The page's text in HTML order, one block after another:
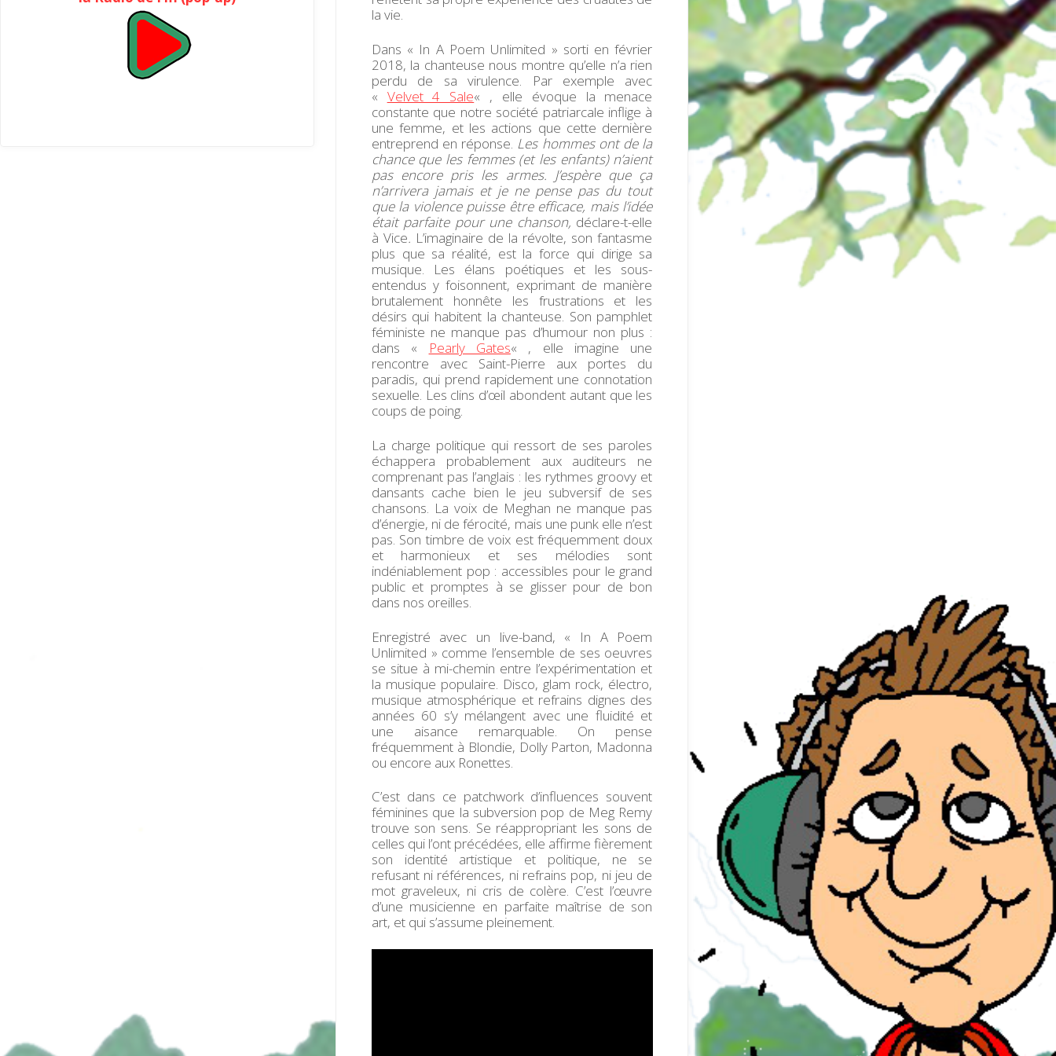
la vie.
Dans « In A Poem Unlimited » sorti en février
2018, la chanteuse nous montre qu’elle n’a rien
perdu de sa virulence. Par exemple avec
« Velvet 4 Sale« , elle évoque la menace
constante que notre société patriarcale inflige à
une femme, et les actions que cette dernière
entreprend en réponse. Les hommes ont de la
chance que les femmes (et les enfants) n’aient
pas encore pris les armes. J’espère que ça
n’arrivera jamais et je ne pense pas du tout
que la violence puisse être efficace, mais l’idée
était parfaite pour une chanson, déclare-t-elle
à Vice. L’imaginaire de la révolte, son fantasme
plus que sa réalité, est la force qui dirige sa
musique. Les élans poétiques et les sous-
entendus y foisonnent, exprimant de manière
brutalement honnête les frustrations et les
désirs qui habitent la chanteuse. Son pamphlet
féministe ne manque pas d’humour non plus :
dans «
Pearly Gates« , elle imagine une
rencontre avec Saint-Pierre aux portes du
paradis, qui prend rapidement une connotation
sexuelle. Les clins d’œil abondent autant que les
coups de poing.
La charge politique qui ressort de ses paroles
échappera probablement aux auditeurs ne
comprenant pas l’anglais : les rythmes groovy et
dansants cache bien le jeu subversif de ses
chansons. La voix de Meghan ne manque pas
d’énergie, ni de férocité, mais une punk elle n’est
pas. Son timbre de voix est fréquemment doux
et harmonieux et ses mélodies sont
indéniablement pop : accessibles pour le grand
public et promptes à se glisser pour de bon
dans nos oreilles.
Enregistré avec un live-band, « In A Poem
Unlimited » comme l’ensemble de ses oeuvres
se situe à mi-chemin entre l’expérimentation et
la musique populaire. Disco, glam rock, électro,
musique atmosphérique et refrains dignes des
années 60 s’y mélangent avec une fluidité et
une aisance remarquable. On pense
fréquemment à Blondie, Dolly Parton, Madonna
ou encore aux Ronettes.
C’est dans ce patchwork d’influences souvent
féminines que la subversion pop de Meg Remy
trouve son sens. Se réappropriant les sons de
celles qui l’ont précédées, elle affirme fièrement
son identité artistique et politique, ne se
refusant ni références, ni refrains pop, ni jeu de
mot graveleux, ni cris de colère. C’est l’œuvre
d’une musicienne en parfaite maîtrise de son
art, et qui s’assume pleinement.